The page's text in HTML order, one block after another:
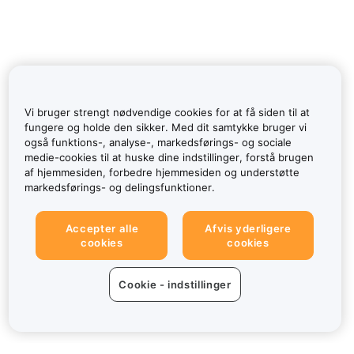
Vi bruger strengt nødvendige cookies for at få siden til at
fungere og holde den sikker. Med dit samtykke bruger vi
også funktions-, analyse-, markedsførings- og sociale
medie-cookies til at huske dine indstillinger, forstå brugen
af hjemmesiden, forbedre hjemmesiden og understøtte
markedsførings- og delingsfunktioner.
Accepter alle
cookies
Afvis yderligere
cookies
Cookie - indstillinger